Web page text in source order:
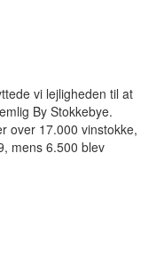
vi lejligheden til at
By Stokkebye.
over 17.000 vinstokke,
mens 6.500 blev